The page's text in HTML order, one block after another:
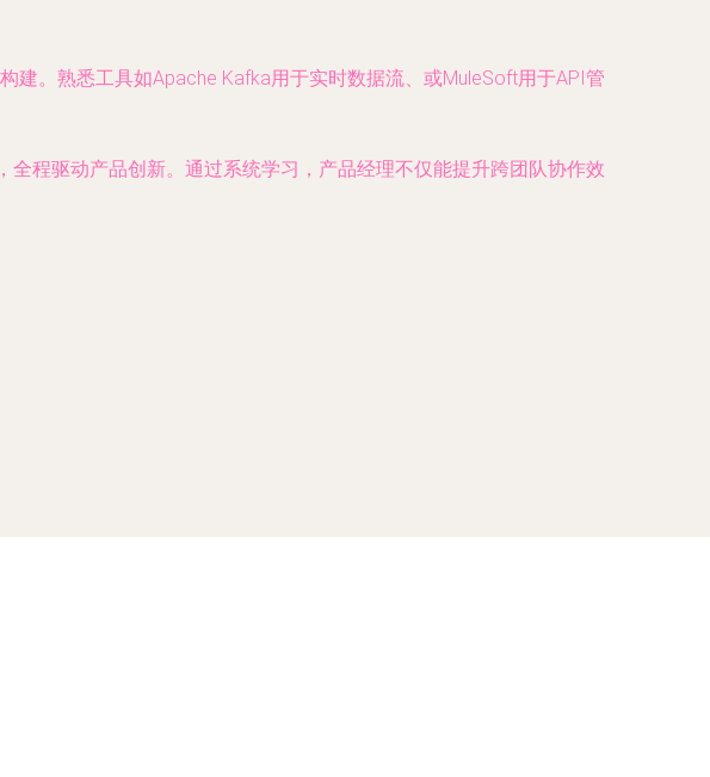
建。熟悉工具如Apache Kafka用于实时数据流、或MuleSoft用于API管
程驱动产品创新。通过系统学习，产品经理不仅能提升跨团队协作效